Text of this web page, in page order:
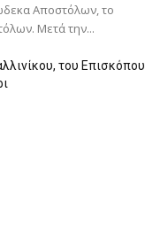
Αποστόλων, το
Μετά την...
του Επισκόπου